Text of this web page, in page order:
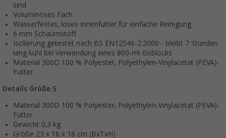
sind
Voluminöses Fach
Wasserfestes, loses Innenfutter für einfache Reinigung
6 mm Schaumstoff
Isolierung getestet nach BS EN12546-2:2000 - bleibt 7 Stunden
lang kühl bei Verwendung eines 800-ml-Eisblocks
Material 300D 100 % Polyester, Polyethylen-Vinylacetat (PEVA)-
Futter
Details Größe S
Material 300D 100 % Polyester, Polyethylen-Vinylacetat (PEVA)-
Futter
Gewicht 0,3 kg
Größe 23 x 16 x 18 cm (BxTxH)